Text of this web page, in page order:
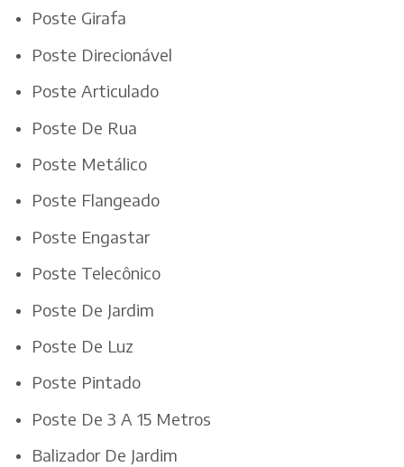
Poste Girafa
Poste Direcionável
Poste Articulado
Poste De Rua
Poste Metálico
Poste Flangeado
Poste Engastar
Poste Telecônico
Poste De Jardim
Poste De Luz
Poste Pintado
Poste De 3 A 15 Metros
Balizador De Jardim